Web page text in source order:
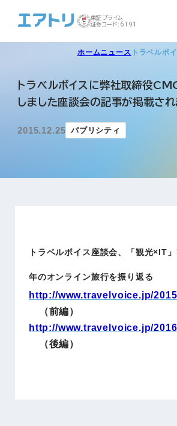
東証プライム
証券コード:6191
ホームニュース トラベルボ
トラベルボイスに弊社取締役
しました座談会の記事が掲載され
2015.12.25 パブリシティ
トラベルボイス座談会、「観光×IT
年のオンライン旅行を振り返る
http://www.travelvoice.jp/
（前編）
http://www.travelvoice.jp/
（後編）